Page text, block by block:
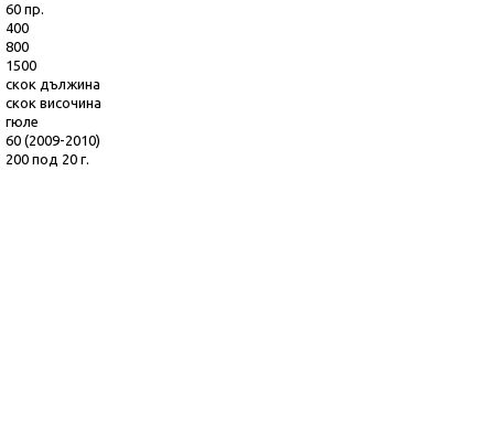
60 пр.
400
800
1500
скок дължина
скок височина
гюле
60 (2009-2010)
200 под 20 г.